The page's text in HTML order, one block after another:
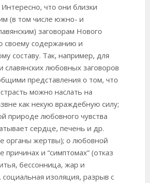
Интересно, что они близки
(в том числе южно- и
заговорам Нового
своему содержанию и
составу. Так, например, для
славянских любовных заговоров
представления о том, что
можно наслать на
как некую враждебную силу;
природе любовного чувства
сердце, печень и др.
органы жертвы); о любовной
причинах и “симптомах” (отказ
бессонница, жар и
социальная изоляция, разрыв с